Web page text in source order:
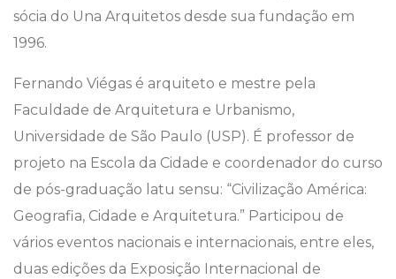
sócia do Una Arquitetos desde sua fundação em
1996.
Fernando Viégas é arquiteto e mestre pela
Faculdade de Arquitetura e Urbanismo,
Universidade de São Paulo (USP). É professor de
projeto na Escola da Cidade e coordenador do curso
de pós-graduação latu sensu: “Civilização América:
Geografia, Cidade e Arquitetura.” Participou de
vários eventos nacionais e internacionais, entre eles,
duas edições da Exposição Internacional de